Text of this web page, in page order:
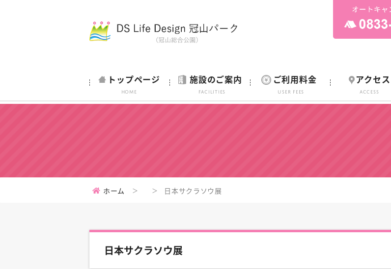
トップページ
HOME
施設のご案内
Facilities
ご利用料金
User Fees
アクセス
ACCESS
ホーム 日本サクラソウ展
日本サクラソウ展